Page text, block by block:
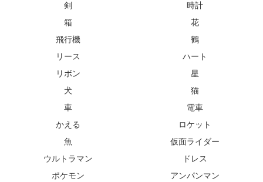
剣
時計
箱
花
飛行機
鶴
リース
ハート
リボン
星
犬
猫
車
電車
かえる
ロケット
魚
仮面ライダー
ウルトラマン
ドレス
ポケモン
アンパンマン